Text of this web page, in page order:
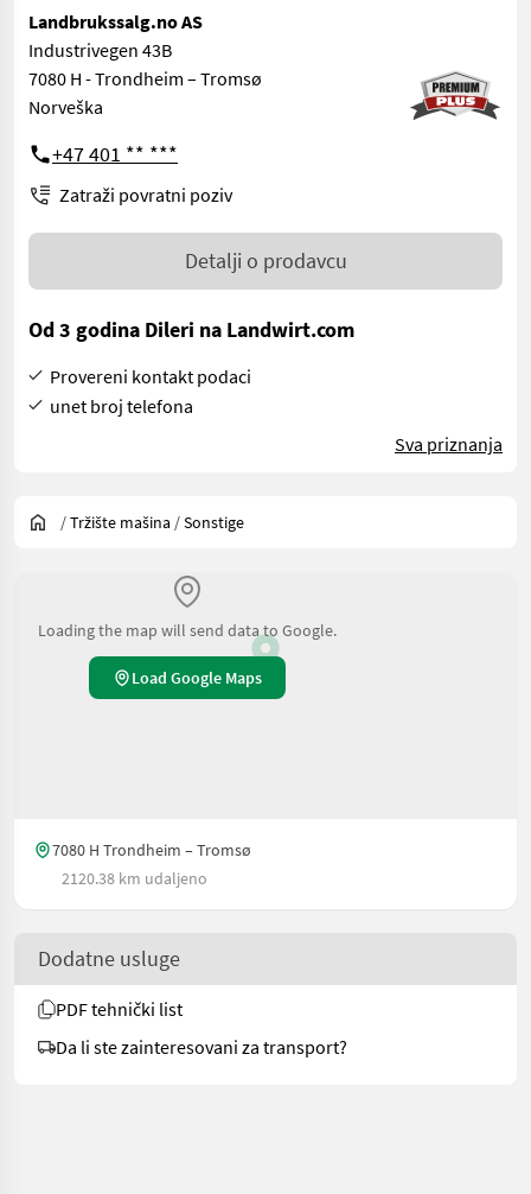
Landbrukssalg.no AS
Industrivegen 43B
7080 H - Trondheim – Tromsø
Norveška
+47 401 ** ***
Zatraži povratni poziv
Detalji o prodavcu
Od 3 godina Dileri na Landwirt.com
Provereni kontakt podaci
unet broj telefona
Sva priznanja
/Tržište mašina /Sonstige
Loading the map will send data to Google.
Load Google Maps
7080 H Trondheim – Tromsø
2120.38 km udaljeno
Dodatne usluge
PDF tehnički list
Da li ste zainteresovani za transport?